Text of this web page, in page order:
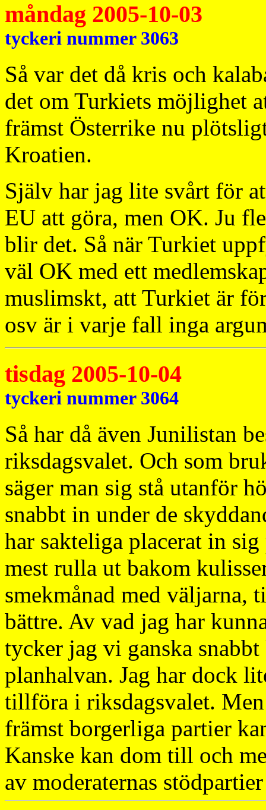
måndag 2005-10-03
tyckeri nummer 3063
Så var det då kris och
det om Turkiets möjlighet
främst Österrike nu
Kroatien.
Själv har jag lite svårt för
EU att göra, men OK. Ju
blir det. Så när Turkiet
väl OK med ett
muslimskt, att Turkiet är
osv är i varje fall inga
tisdag 2005-10-04
tyckeri nummer 3064
Så har då även Junilistan
riksdagsvalet. Och som
säger man sig stå utanför
snabbt in under de
har sakteliga placerat in
mest rulla ut bakom
smekmånad med väljarna,
bättre. Av vad jag har
tycker jag vi ganska
planhalvan. Jag har dock
tillföra i riksdagsvalet.
främst borgerliga partier
Kanske kan dom till och
av moderaternas